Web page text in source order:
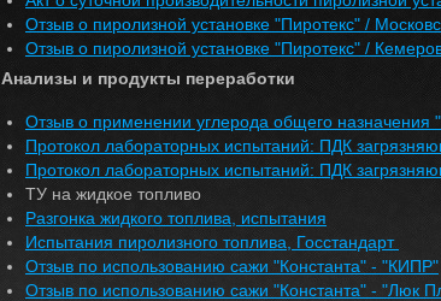
Отзыв о пиролизной установке "Пиротекс" /
Отзыв о пиролизной установке "Пиротекс" /
Анализы и продукты переработки
Отзыв о применении углерода общего
Протокол лабораторных испытаний: ПДК
Протокол лабораторных испытаний: ПДК
ТУ на жидкое топливо
Разгонка жидкого топлива, испытания
Испытания пиролизного топлива, Госстандарт
Отзыв по использованию сажи "Константа" - "КИПР"
Отзыв по использованию сажи "Константа" - "Люк